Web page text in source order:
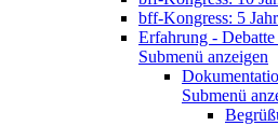
bff-Kongress: 5
Erfahrung -
Submenü anzeigen
Submenü